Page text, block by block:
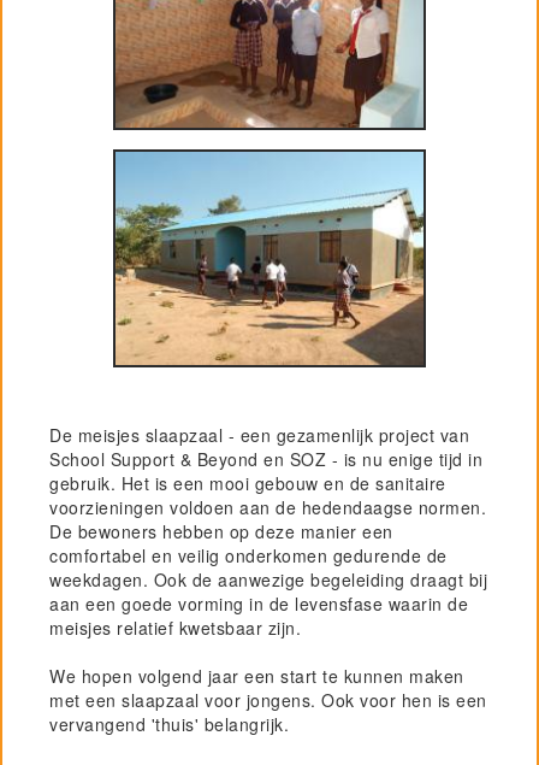
De meisjes slaapzaal - een gezamenlijk project van
School Support & Beyond en SOZ - is nu enige tijd in
gebruik. Het is een mooi gebouw en de sanitaire
voorzieningen voldoen aan de hedendaagse normen.
De bewoners hebben op deze manier een
comfortabel en veilig onderkomen gedurende de
weekdagen. Ook de aanwezige begeleiding draagt bij
aan een goede vorming in de levensfase waarin de
meisjes relatief kwetsbaar zijn.
We hopen volgend jaar een start te kunnen maken
met een slaapzaal voor jongens. Ook voor hen is een
vervangend 'thuis' belangrijk.